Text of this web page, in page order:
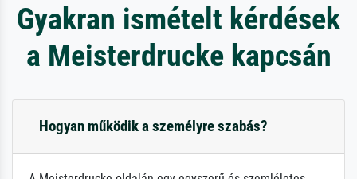
Gyakran ismételt kérdések
a Meisterdrucke kapcsán
Hogyan működik a személyre szabás?